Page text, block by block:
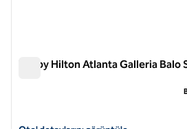
Tru by Hilton Atlanta Galleria Balo